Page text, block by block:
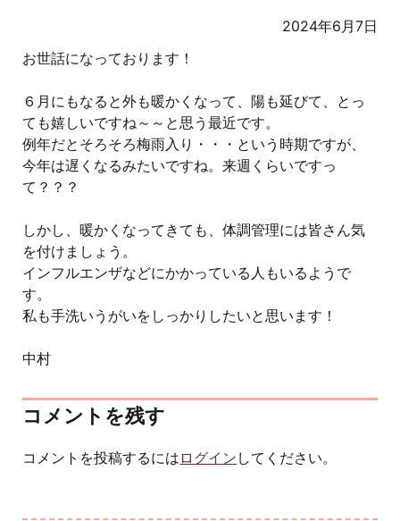
2024年6月7日
お世話になっております！
６月にもなると外も暖かくなって、陽も延びて、とっ
ても嬉しいですね～～と思う最近です。
例年だとそろそろ梅雨入り・・・という時期ですが、
今年は遅くなるみたいですね。来週くらいですっ
て？？？
しかし、暖かくなってきても、体調管理には皆さん気
を付けましょう。
インフルエンザなどにかかっている人もいるようで
す。
私も手洗いうがいをしっかりしたいと思います！
中村
コメントを残す
コメントを投稿するには ログイン してください。